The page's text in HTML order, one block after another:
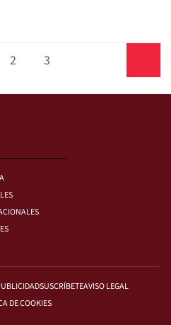
2 3
SUSCRÍBETEAVISO LEGAL
DE COOKIES